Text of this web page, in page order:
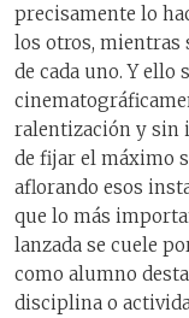
precisamente lo
los otros,
de cada uno. Y ello
ralentización y sin
de fijar el máximo
aflorando esos
que lo más
lanzada se cuele
como alumno
disciplina o